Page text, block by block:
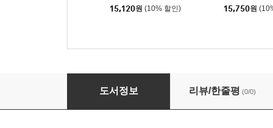
15,120원 (10% 할인) 15,750원
인성교육으로 시작하는 사회정서교육의 모든 것
도서정보 리뷰/한줄평 (0/0)